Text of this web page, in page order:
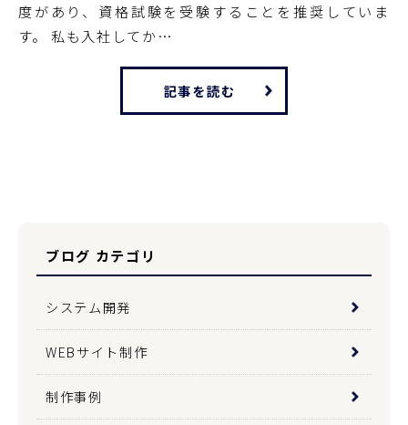
度があり、資格試験を受験することを推奨していま
す。 私も入社してか…
記事を読む
ブログ カテゴリ
システム開発
WEBサイト制作
制作事例